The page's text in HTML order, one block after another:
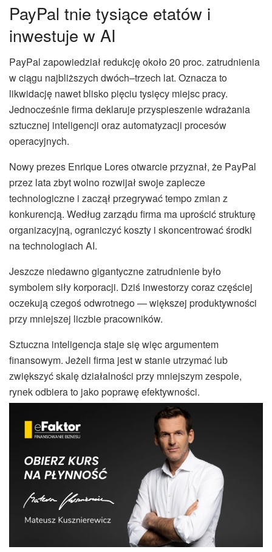
PayPal tnie tysiące etatów i
inwestuje w AI
PayPal zapowiedział redukcję około 20 proc. zatrudnienia
w ciągu najbliższych dwóch–trzech lat. Oznacza to
likwidację nawet blisko pięciu tysięcy miejsc pracy.
Jednocześnie firma deklaruje przyspieszenie wdrażania
sztucznej inteligencji oraz automatyzacji procesów
operacyjnych.
Nowy prezes Enrique Lores otwarcie przyznał, że PayPal
przez lata zbyt wolno rozwijał swoje zaplecze
technologiczne i zaczął przegrywać tempo zmian z
konkurencją. Według zarządu firma ma uprościć strukturę
organizacyjną, ograniczyć koszty i skoncentrować środki
na technologiach AI.
Jeszcze niedawno gigantyczne zatrudnienie było
symbolem siły korporacji. Dziś inwestorzy coraz częściej
oczekują czegoś odwrotnego — większej produktywności
przy mniejszej liczbie pracowników.
Sztuczna inteligencja staje się więc argumentem
finansowym. Jeżeli firma jest w stanie utrzymać lub
zwiększyć skalę działalności przy mniejszym zespole,
rynek odbiera to jako poprawę efektywności.